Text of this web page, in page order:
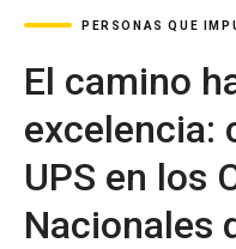
PERSONAS QUE
El camino
excelencia:
UPS en los
Nacionales